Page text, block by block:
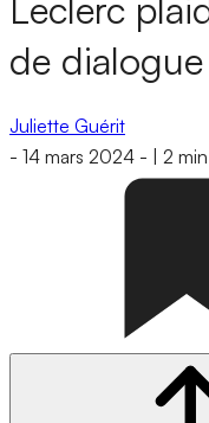
Leclerc
de
Juliette Guérit
- 14 mars 2024 - 2 min